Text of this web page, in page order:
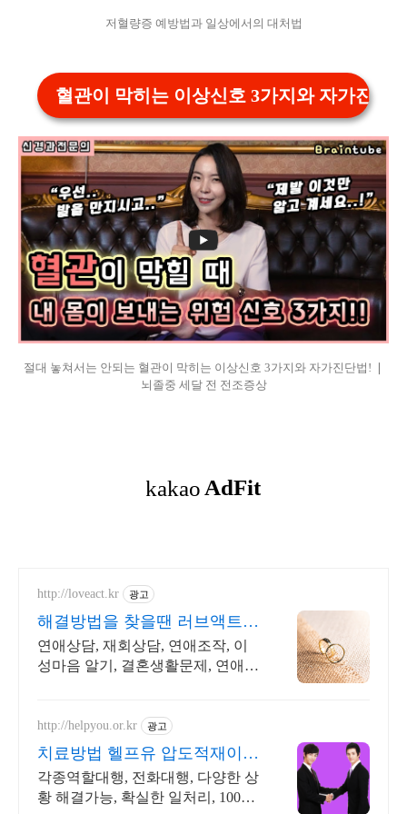
저혈량증 예방법과 일상에서의 대처법
혈관이 막히는 이상신호 3가지와 자가진단
절대 놓쳐서는 안되는 혈관이 막히는 이상신호 3가지와 자가진단법! ❘
뇌졸중 세달 전 전조증상
http://loveact.kr 광고
해결방법을 찾을땐 러브액트
2011년 개업 오랜 업력
연애상담, 재회상담, 연애조작, 이
성마음 알기, 결혼생활문제, 연애잘
문의부탁드립니다.
http://helpyou.or.kr 광고
치료방법 헬프유 압도적재이용
다양하고 어려운 상황해결가능
각종역할대행, 전화대행, 다양한 상
황 해결가능, 확실한 일처리, 100%